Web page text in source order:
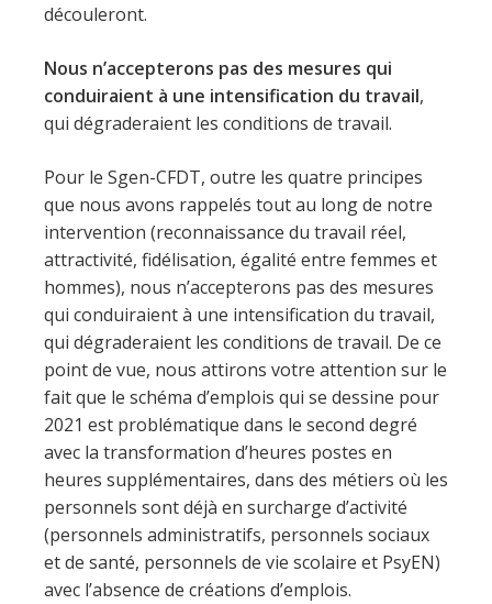
découleront.
Nous n’accepterons pas des mesures qui
conduiraient à une intensification du travail,
qui dégraderaient les conditions de travail.
Pour le Sgen-CFDT, outre les quatre principes
que nous avons rappelés tout au long de notre
intervention (reconnaissance du travail réel,
attractivité, fidélisation, égalité entre femmes et
hommes), nous n’accepterons pas des mesures
qui conduiraient à une intensification du travail,
qui dégraderaient les conditions de travail. De ce
point de vue, nous attirons votre attention sur le
fait que le schéma d’emplois qui se dessine pour
2021 est problématique dans le second degré
avec la transformation d’heures postes en
heures supplémentaires, dans des métiers où les
personnels sont déjà en surcharge d’activité
(personnels administratifs, personnels sociaux
et de santé, personnels de vie scolaire et PsyEN)
avec l’absence de créations d’emplois.